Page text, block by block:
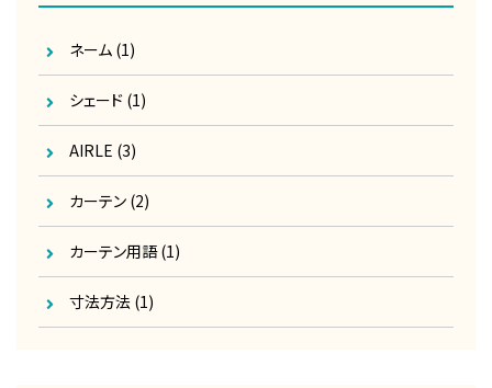
寸法方法 (1)
カーテン用語(1)
カーテン (2)
AIRLE (3)
シェード (1)
ネーム (1)